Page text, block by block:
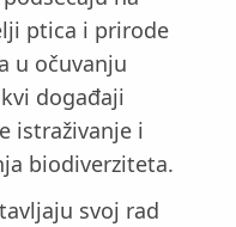
ptica i prirode
u očuvanju
događaji
istraživanje i
biodiverziteta.
svoj rad